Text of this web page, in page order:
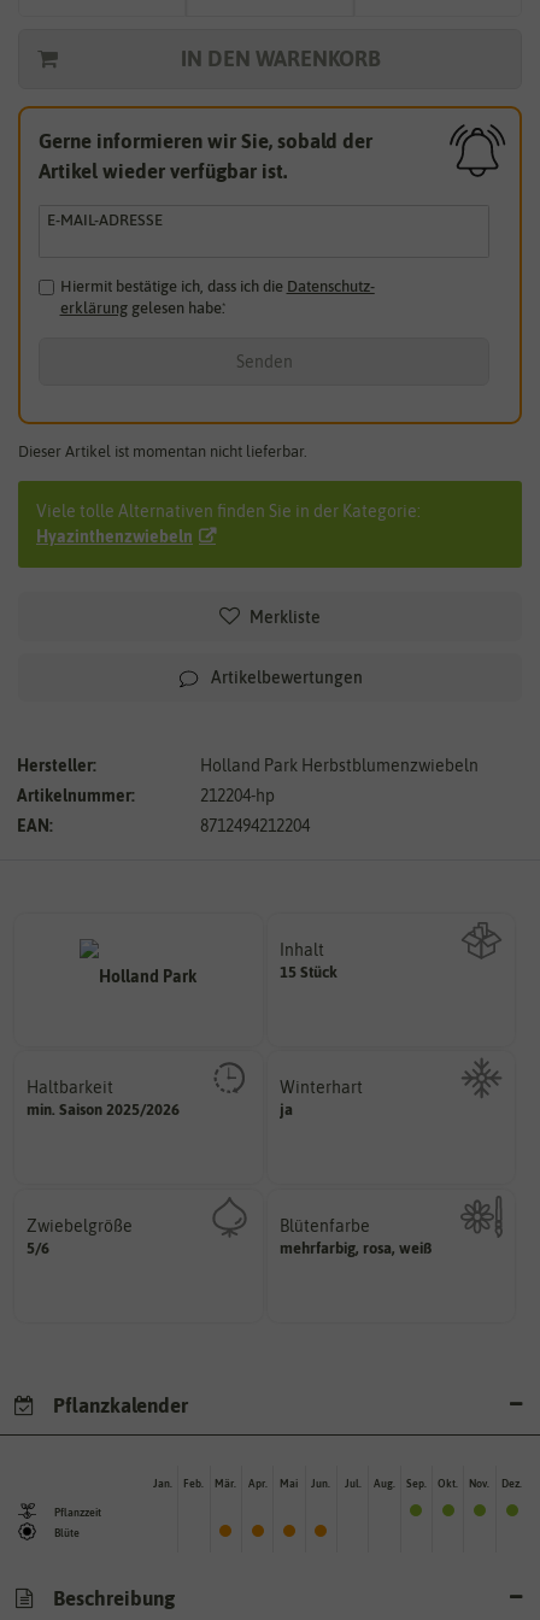
IN DEN WARENKORB
Gerne informieren wir Sie, sobald der
Artikel wieder verfügbar ist.
E-MAIL-ADRESSE
Hiermit bestätige ich, dass ich die Daten­schutz­
erklärunggelesen habe.*
Senden
Dieser Artikel ist momentan nicht lieferbar.
Viele tolle Alternativen finden Sie in der Kategorie:
Hyazinthenzwiebeln
Merkliste
Artikelbewertungen
Hersteller:
Holland Park Herbstblumenzwiebeln
Artikelnummer:
212204-hp
EAN:
8712494212204
Inhalt
15 StückWie viel ist enthalten
Haltbarkeit
min. Saison 2025/2026
und Pflanzgut sehr gut keimen
sollte.
Winterhart
ja
Probleme überwintern können.
Zwiebelgröße
5/6
ersten und zweiten Wert
variieren. Blütenfarbe
mehrfarbig, rosa, weiß
Kann auch mehrfarbig sein.
Pflanzkalender
Pflanzzeit
Blüte
Jan. Feb. Mär. Apr. Mai Jun. Jul. Aug. Sep. Okt. Nov. Dez.
Beschreibung